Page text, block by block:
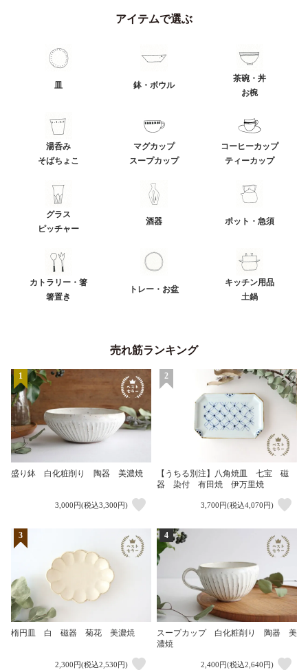
アイテムで選ぶ
皿 鉢・ボウル
茶碗・丼
お椀
湯呑み
そばちょこ
マグカップ
スープカップ
コーヒーカップ
ティーカップ
グラス
ピッチャー
酒器 ポット・急須
カトラリー・箸
箸置き
トレー・お盆
キッチン用品
土鍋
売れ筋ランキング
1
盛り鉢 白化粧削り 陶器 美濃焼
3,000円(税込3,300円)
2
【うちる別注】八角焼皿 七宝 磁
器 染付 有田焼 伊万里焼
3,700円(税込4,070円)
3
楕円皿 白 磁器 菊花 美濃焼
2,300円(税込2,530円)
4
スープカップ 白化粧削り 陶器 美
濃焼
2,400円(税込2,640円)